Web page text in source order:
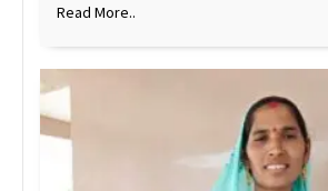
Read More..